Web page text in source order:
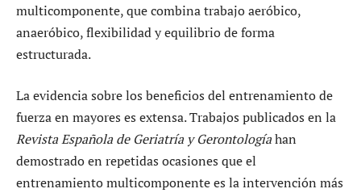
multicomponente, que combina trabajo aeróbico,
anaeróbico, flexibilidad y equilibrio de forma
estructurada.
La evidencia sobre los beneficios del entrenamiento de
fuerza en mayores es extensa. Trabajos publicados en la
Revista Española de Geriatría y Gerontologíahan
demostrado en repetidas ocasiones que el
entrenamiento multicomponente es la intervención más